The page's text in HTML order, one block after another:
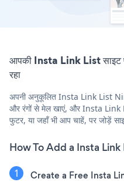
आपकी Insta Link List साइट
रहा
अपनी अनुकूलित Insta Link List
और रंगों से मेल खाएं, और Insta Link
फुटर, या जहाँ भी आप चाहें, पर जोड़ें
How To Add a Insta
Create a Free Insta